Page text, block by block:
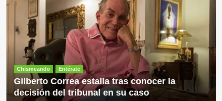
Chismeando Entérate
Gilberto Correa estalla tras conocer la
decisión del tribunal en su caso